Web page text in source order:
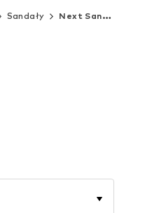
Sandały Next Sandały